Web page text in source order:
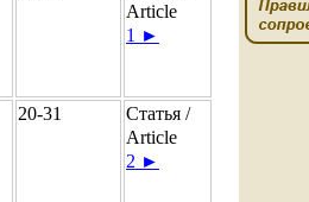
Article
1 ►
20-31
Статья /
Article
2 ►